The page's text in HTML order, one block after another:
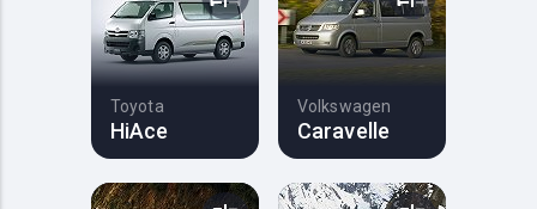
Toyota
HiAce
Volkswagen
Caravelle